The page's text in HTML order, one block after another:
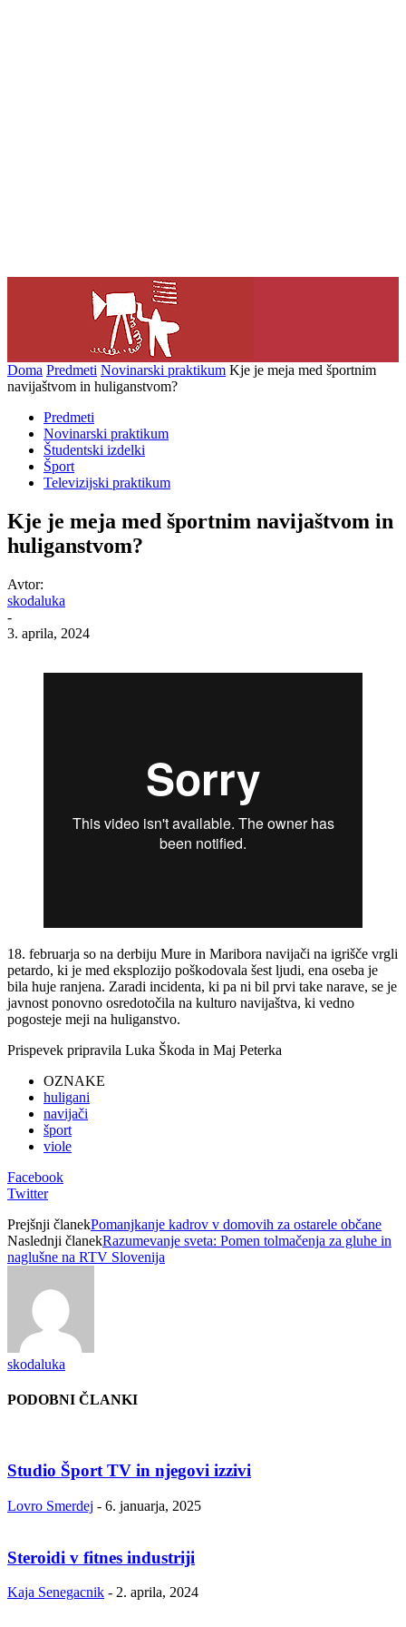
Doma Predmeti Novinarski praktikum Kje je meja med športnim
navijaštvom in huliganstvom?
Predmeti
Novinarski praktikum
Študentski izdelki
Šport
Televizijski praktikum
Kje je meja med športnim navijaštvom in
huliganstvom?
Avtor:
skodaluka
-
3. aprila, 2024
18. februarja so na derbiju Mure in Maribora navijači na igrišče vrgli
petardo, ki je med eksplozijo poškodovala šest ljudi, ena oseba je
bila huje ranjena. Zaradi incidenta, ki pa ni bil prvi take narave, se je
javnost ponovno osredotočila na kulturo navijaštva, ki vedno
pogosteje meji na huliganstvo.
Prispevek pripravila Luka Škoda in Maj Peterka
OZNAKE
huligani
navijači
šport
viole
Facebook
Twitter
Prejšnji članekPomanjkanje kadrov v domovih za ostarele občane
Naslednji članekRazumevanje sveta: Pomen tolmačenja za gluhe in
naglušne na RTV Slovenija
skodaluka
PODOBNI ČLANKI
Studio Šport TV in njegovi izzivi
Lovro Smerdej - 6. januarja, 2025
Steroidi v fitnes industriji
Kaja Senegacnik - 2. aprila, 2024